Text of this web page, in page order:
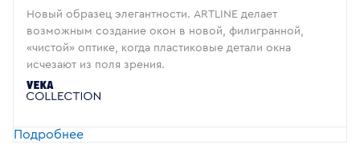
Новый образец элегантности. ARTLINE делает
возможным создание окон в новой, филигранной,
«чистой» оптике, когда пластиковые детали окна
исчезают из поля зрения.
Подробнее